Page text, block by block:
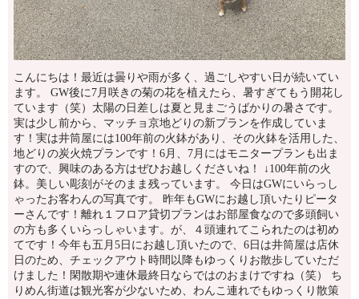
こんにちは！最近は曇りや雨が多く、過ごしやすい日が続いてい
ます。 GW後に7月咲きの菊の花を植えたら、暑すぎてもう開花し
ています（笑）太陽の日差しは夏と見まごうばかりの暑さです。
実は少し前から、マッチョ京地どりの新プランを作成していま
す！実は井筒屋には100年前の火鉢があり、その火鉢を活用した、
地どりの炭火焼プランです！6月、7月にはモニタープランも出ま
すので、興味のある方はぜひお越しくださいね！ ↓100年前の火
鉢。美しい彫刻がそのまま残っています。 今日はGWにいらっし
ゃったお客わんの写真です。 昨年もGWにお越し頂いたりピータ
ーさんです！離れ１フロア貸切プランはお部屋食なので多頭飼い
の方も多くいらっしゃいます。が、４頭連れてこられたのは初め
てです！今年も五月5日にお越し頂いたので、6日は井筒屋は店休
日のため、チェックアウト時間以降もゆっくりお散歩していただ
けました！閑散期や連休最終日ならではのおまけですね（笑） ち
りめん街道は観光客が少ないため、わんこ連れでもゆっくり散策